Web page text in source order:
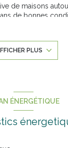
de maisons
de bonnes
estimation ?
auxquels ce
Géorisques
PLUS
ÉNERGÉTIQUE